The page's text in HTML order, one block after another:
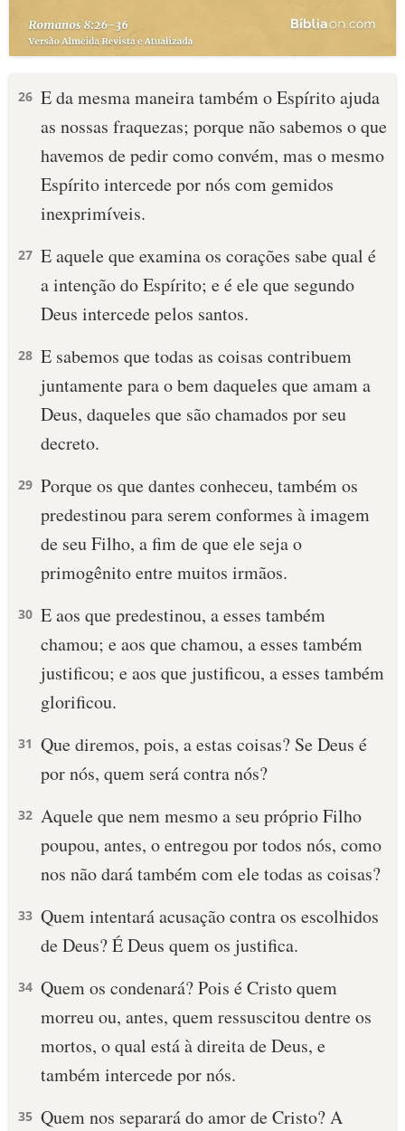
26 E da mesma maneira também o Espírito ajuda
as nossas fraquezas; porque não sabemos o que
havemos de pedir como convém, mas o mesmo
Espírito intercede por nós com gemidos
inexprimíveis.
27 E aquele que examina os corações sabe qual é
a intenção do Espírito; e é ele que segundo
Deus intercede pelos santos.
28 E sabemos que todas as coisas contribuem
juntamente para o bem daqueles que amam a
Deus, daqueles que são chamados por seu
decreto.
29 Porque os que dantes conheceu, também os
predestinou para serem conformes à imagem
de seu Filho, a fim de que ele seja o
primogênito entre muitos irmãos.
30 E aos que predestinou, a esses também
chamou; e aos que chamou, a esses também
justificou; e aos que justificou, a esses também
glorificou.
31 Que diremos, pois, a estas coisas? Se Deus é
por nós, quem será contra nós?
32 Aquele que nem mesmo a seu próprio Filho
poupou, antes, o entregou por todos nós, como
nos não dará também com ele todas as coisas?
33 Quem intentará acusação contra os escolhidos
de Deus? É Deus quem os justifica.
34 Quem os condenará? Pois é Cristo quem
morreu ou, antes, quem ressuscitou dentre os
mortos, o qual está à direita de Deus, e
também intercede por nós.
35 Quem nos separará do amor de Cristo? A